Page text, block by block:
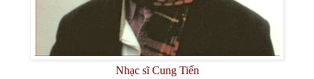
Nhạc sĩ Cung Tiến